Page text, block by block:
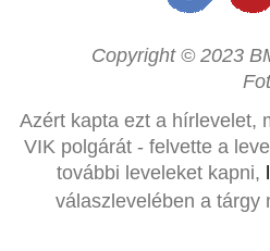
Copyright © 2023
Azért kapta ezt a hírlevelet,
VIK polgárát - felvette a
további leveleket kapni,
válaszlevelében a tárgy